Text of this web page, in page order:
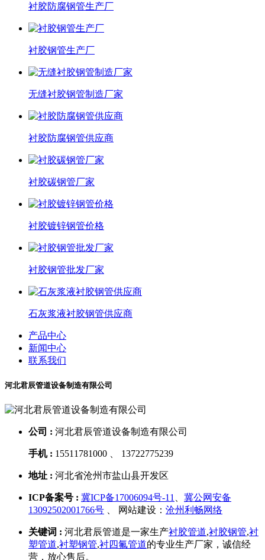
衬胶防腐钢管生产厂
衬胶钢管生产厂
无缝衬胶钢管制造厂家
衬胶防腐钢管供应商
衬胶碳钢管厂家
衬胶镀锌钢管价格
衬胶钢管批发厂家
石灰浆液衬胶钢管供应商
产品中心
新闻中心
联系我们
河北君辰管道设备制造有限公司
公司 : 河北君辰管道设备制造有限公司
手机 : 15511781000 、 13722775239
地址 : 河北省沧州市盐山县开发区
ICP备案号 : 冀ICP备17006094号-11
冀公网安备
13092502001766号 、 网站建设： 沧州利畅网络
关键词 : 河北君辰管道是一家生产衬胶管道,衬胶钢管,衬
塑管道,衬塑钢管,衬四氟管道的专业生产厂家，诚信经
营，放心售后。